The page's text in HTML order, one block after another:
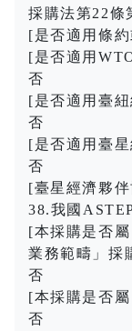
採購法第22條
[是否適用條
[是否適用
否
[是否適用臺
否
[是否適用臺
否
[臺星經濟夥
38.我國
[本採購是否
業務範疇」採
否
[本採購是否
否